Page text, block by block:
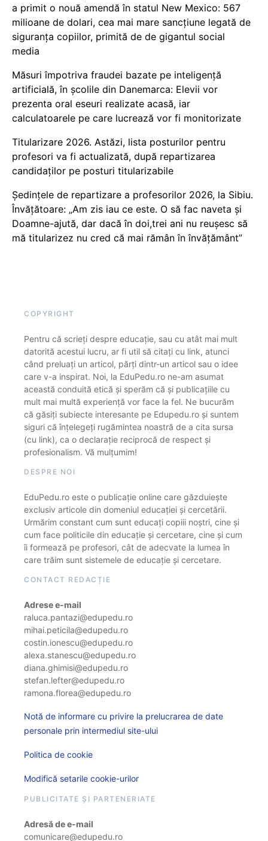
a primit o nouă amendă în statul New Mexico: 567
milioane de dolari, cea mai mare sancțiune legată de
siguranța copiilor, primită de de gigantul social
media
Măsuri împotriva fraudei bazate pe inteligență
artificială, în școlile din Danemarca: Elevii vor
prezenta oral eseuri realizate acasă, iar
calculatoarele pe care lucrează vor fi monitorizate
Titularizare 2026. Astăzi, lista posturilor pentru
profesori va fi actualizată, după repartizarea
candidaților pe posturi titularizabile
Ședințele de repartizare a profesorilor 2026, la Sibiu.
Învățătoare: „Am zis iau ce este. O să fac naveta și
Doamne-ajută, dar dacă în doi,trei ani nu reușesc să
mă titularizez nu cred că mai rămân în învățământ”
COPYRIGHT
Pentru că scrieți despre educație, sau cu atât mai mult
datorită acestui lucru, ar fi util să citați cu link, atunci
când preluați un articol, părți dintr-un articol sau o idee
care v-a inspirat. Noi, la EduPedu.ro ne-am asumat
această conduită etică și sperăm că și publicațiile cu
mult mai multă experiență vor face la fel. Ne bucurăm
că găsiți subiecte interesante pe Edupedu.ro și suntem
siguri că înțelegeți rugămintea noastră de a cita sursa
(cu link), ca o declarație reciprocă de respect și
profesionalism. Vă mulțumim!
DESPRE NOI
EduPedu.ro este o publicație online care găzduiește
exclusiv articole din domeniul educației și cercetării.
Urmărim constant cum sunt educați copiii noștri, cine și
cum face politicile din educație și cercetare, cine și cum
îi formează pe profesori, cât de adecvate la lumea în
care trăim sunt sistemele de educație și cercetare.
CONTACT REDACȚIE
Adrese e-mail
raluca.pantazi@edupedu.ro
mihai.peticila@edupedu.ro
costin.ionescu@edupedu.ro
alexa.stanescu@edupedu.ro
diana.ghimisi@edupedu.ro
stefan.lefter@edupedu.ro
ramona.florea@edupedu.ro
Notă de informare cu privire la prelucrarea de date
personale prin intermediul site-ului
Politica de cookie
Modifică setarile cookie-urilor
PUBLICITATE ȘI PARTENERIATE
Adresă de e-mail
comunicare@edupedu.ro